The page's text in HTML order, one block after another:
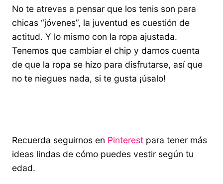
No te atrevas a pensar que los tenis son para
chicas “jóvenes”, la juventud es cuestión de
actitud. Y lo mismo con la ropa ajustada.
Tenemos que cambiar el chip y darnos cuenta
de que la ropa se hizo para disfrutarse, así que
no te niegues nada, si te gusta ¡úsalo!
Recuerda seguirnos en Pinterest para tener más
ideas lindas de cómo puedes vestir según tu
edad.